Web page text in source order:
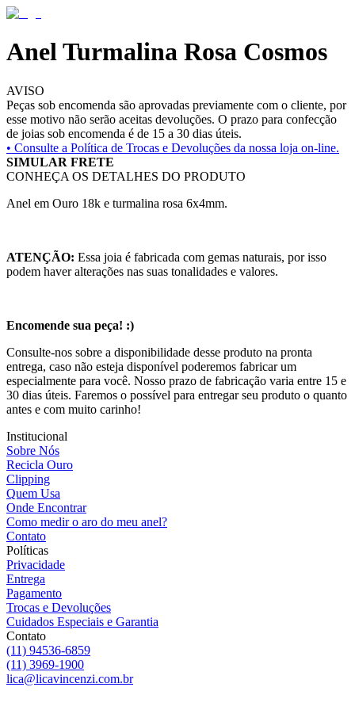
Anel Turmalina Rosa Cosmos
AVISO
Peças sob encomenda são aprovadas previamente com o cliente, por
esse motivo não serão aceitas devoluções. O prazo para confecção
de joias sob encomenda é de 15 a 30 dias úteis.
• Consulte a Política de Trocas e Devoluções da nossa loja on-line.
SIMULAR FRETE
CONHEÇA OS DETALHES DO PRODUTO
Anel em Ouro 18k e turmalina rosa 6x4mm.
ATENÇÃO: Essa joia é fabricada com gemas naturais, por isso
podem haver alterações nas suas tonalidades e valores.
Encomende sua peça! :)
Consulte-nos sobre a disponibilidade desse produto na pronta
entrega, caso não esteja disponível poderemos fabricar um
especialmente para você. Nosso prazo de fabricação varia entre 15 e
30 dias úteis. Faremos o possível para entregar seu produto o quanto
antes e com muito carinho!
Institucional
Sobre Nós
Recicla Ouro
Clipping
Quem Usa
Onde Encontrar
Como medir o aro do meu anel?
Contato
Políticas
Privacidade
Entrega
Pagamento
Trocas e Devoluções
Cuidados Especiais e Garantia
Contato
(11) 94536-6859
(11) 3969-1900
lica@licavincenzi.com.br